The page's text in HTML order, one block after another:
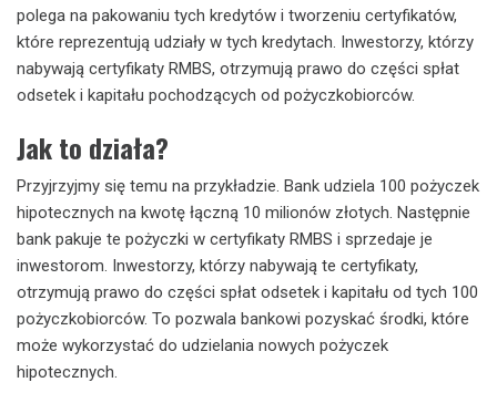
polega na pakowaniu tych kredytów i tworzeniu certyfikatów,
które reprezentują udziały w tych kredytach. Inwestorzy, którzy
nabywają certyfikaty RMBS, otrzymują prawo do części spłat
odsetek i kapitału pochodzących od pożyczkobiorców.
Jak to działa?
Przyjrzyjmy się temu na przykładzie. Bank udziela 100 pożyczek
hipotecznych na kwotę łączną 10 milionów złotych. Następnie
bank pakuje te pożyczki w certyfikaty RMBS i sprzedaje je
inwestorom. Inwestorzy, którzy nabywają te certyfikaty,
otrzymują prawo do części spłat odsetek i kapitału od tych 100
pożyczkobiorców. To pozwala bankowi pozyskać środki, które
może wykorzystać do udzielania nowych pożyczek
hipotecznych.